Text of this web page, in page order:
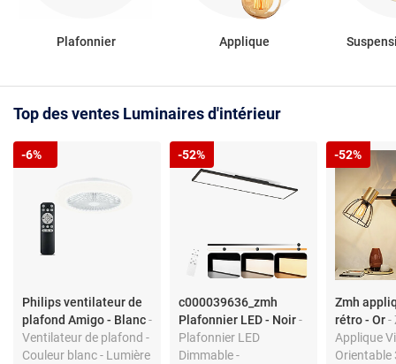
Plafonnier Applique
Top des ventes Luminaires d'intérieur
Philips ventilateur de
plafond Amigo - Blanc-
Ventilateur de plafond -
Couleur blanc - Lumière
-6%
c000039636_zmh
Plafonnier LED - Noir-
Plafonnier LED
Dimmable -
-52%
Zmh
rétro - Or-
Applique
Orientable
-52%